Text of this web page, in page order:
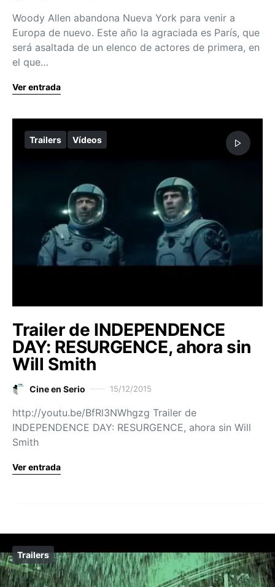
Woody Allen abandona Nueva York para venir a
Europa de nuevo. Este año la agraciada es París, que
será asaltada de un elenco de actores de primera, en
el que…
Ver entrada
Trailers Vídeos
Trailer de INDEPENDENCE
DAY: RESURGENCE, ahora sin
Will Smith
Cine en Serio 15/12/2015
http://youtu.be/BfRl3NWhgzg Trailer de
INDEPENDENCE DAY: RESURGENCE, ahora sin Will
Smith
Ver entrada
Trailers